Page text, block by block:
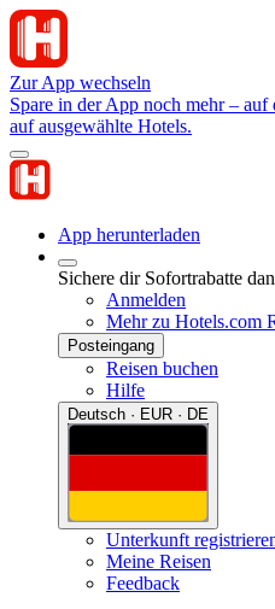
Zur App wechseln
Spare in der App noch mehr –
auf ausgewählte Hotels.
App herunterladen
Sichere dir Sofortrabatte
Anmelden
Mehr zu Hotels.com
Posteingang
Reisen buchen
Hilfe
Deutsch · EUR · DE
Unterkunft
Meine Reisen
Feedback